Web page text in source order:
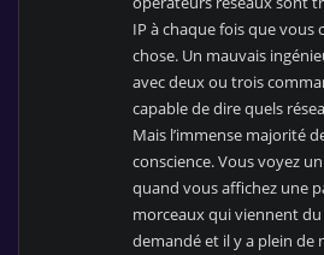
IP à chaque fois que vous
chose. Un mauvais
avec deux ou trois
capable de dire quels
Mais l’immense majorité
conscience. Vous voyez
quand vous affichez une
morceaux qui viennent
demandé et il y a plein